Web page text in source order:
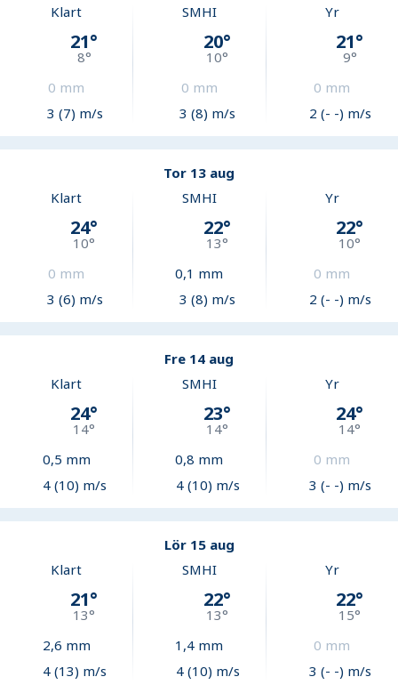
Klart
21°
8°
0 mm
3 (7) m/s
SMHI
20°
10°
0 mm
3 (8) m/s
Yr
21°
9°
0 mm
2 (- -) m/s
Tor 13 aug
Klart
24°
10°
0 mm
3 (6) m/s
SMHI
22°
13°
0,1 mm
3 (8) m/s
Yr
22°
10°
0 mm
2 (- -) m/s
Fre 14 aug
Klart
24°
14°
0,5 mm
4 (10) m/s
SMHI
23°
14°
0,8 mm
4 (10) m/s
Yr
24°
14°
0 mm
3 (- -) m/s
Lör 15 aug
Klart
21°
13°
2,6 mm
4 (13) m/s
SMHI
22°
13°
1,4 mm
4 (10) m/s
Yr
22°
15°
0 mm
3 (- -) m/s